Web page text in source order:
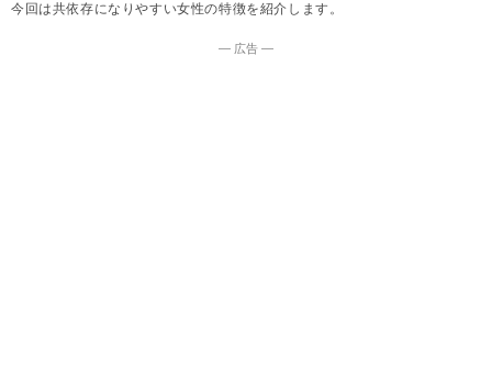
今回は共依存になりやすい女性の特徴を紹介します。
― 広告 ―